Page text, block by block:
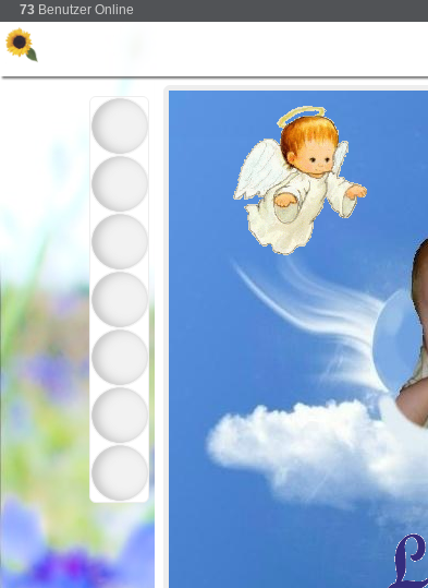
73 Benutzer Online